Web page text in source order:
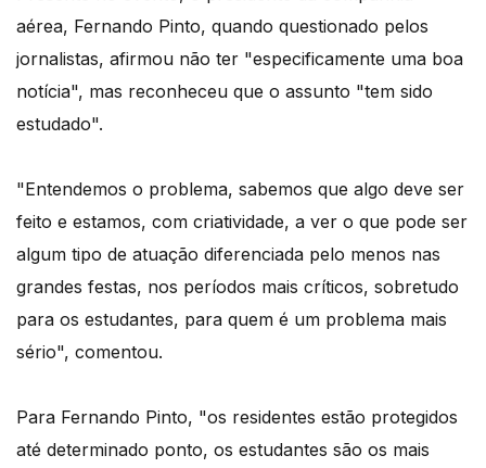
aérea, Fernando Pinto, quando questionado pelos
jornalistas, afirmou não ter "especificamente uma boa
notícia", mas reconheceu que o assunto "tem sido
estudado".
"Entendemos o problema, sabemos que algo deve ser
feito e estamos, com criatividade, a ver o que pode ser
algum tipo de atuação diferenciada pelo menos nas
grandes festas, nos períodos mais críticos, sobretudo
para os estudantes, para quem é um problema mais
sério", comentou.
Para Fernando Pinto, "os residentes estão protegidos
até determinado ponto, os estudantes são os mais